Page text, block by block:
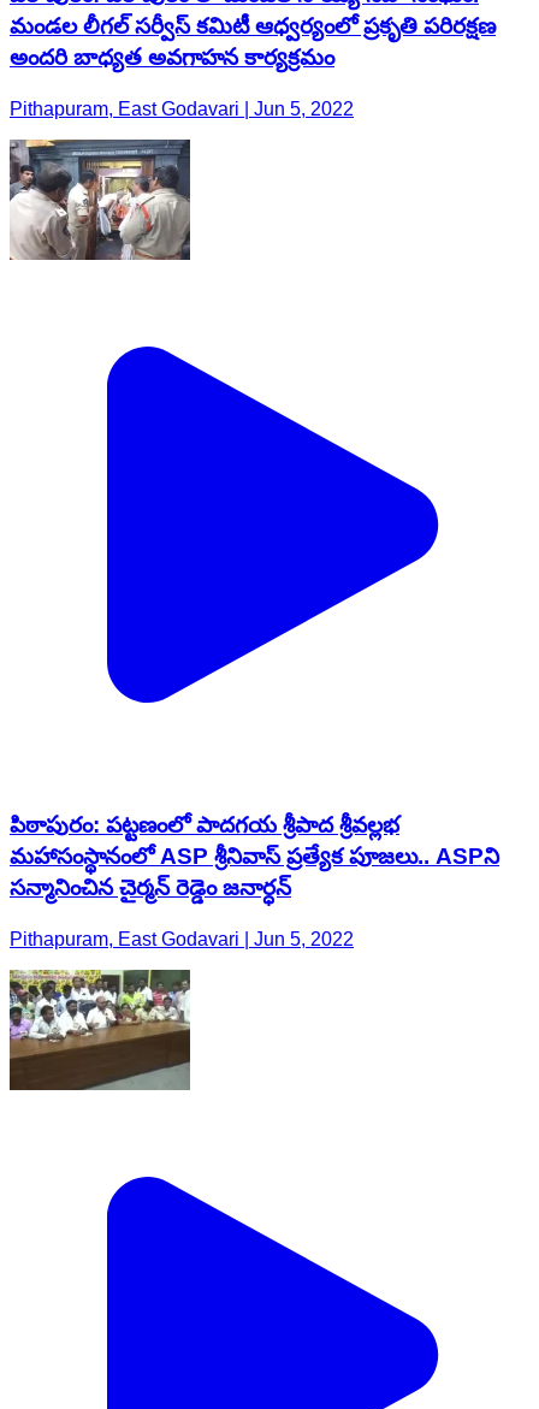
మండల లీగల్ సర్వీస్ కమిటీ ఆధ్వర్యంలో ప్రకృతి పరిరక్షణ
అందరి బాధ్యత అవగాహన కార్యక్రమం
Pithapuram, East Godavari | Jun 5, 2022
పిఠాపురం: పట్టణంలో పాదగయ శ్రీపాద శ్రీవల్లభ
మహాసంస్థానంలో ASP శ్రీనివాస్ ప్రత్యేక పూజలు.. ASPని
సన్మానించిన చైర్మన్ రెడ్డెం జనార్ధన్
Pithapuram, East Godavari | Jun 5, 2022